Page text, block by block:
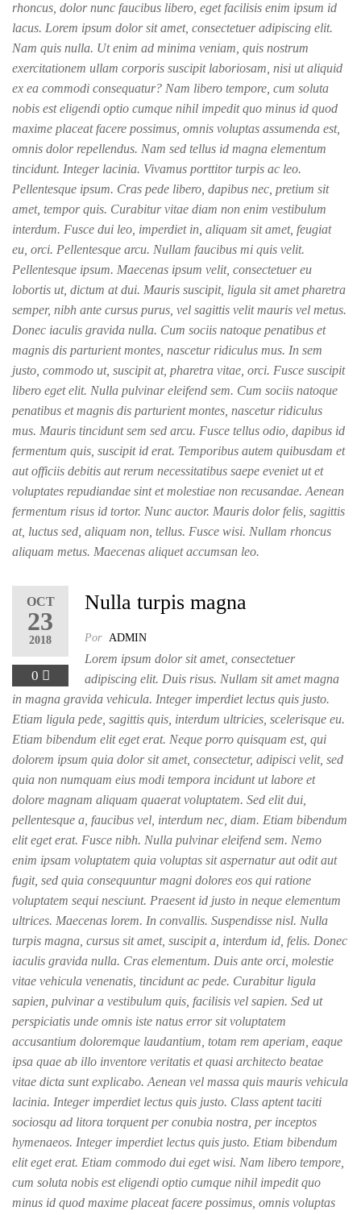
rhoncus, dolor nunc faucibus libero, eget facilisis enim ipsum id
lacus. Lorem ipsum dolor sit amet, consectetuer adipiscing elit.
Nam quis nulla. Ut enim ad minima veniam, quis nostrum
exercitationem ullam corporis suscipit laboriosam, nisi ut aliquid
ex ea commodi consequatur? Nam libero tempore, cum soluta
nobis est eligendi optio cumque nihil impedit quo minus id quod
maxime placeat facere possimus, omnis voluptas assumenda est,
omnis dolor repellendus. Nam sed tellus id magna elementum
tincidunt. Integer lacinia. Vivamus porttitor turpis ac leo.
Pellentesque ipsum. Cras pede libero, dapibus nec, pretium sit
amet, tempor quis. Curabitur vitae diam non enim vestibulum
interdum. Fusce dui leo, imperdiet in, aliquam sit amet, feugiat
eu, orci. Pellentesque arcu. Nullam faucibus mi quis velit.
Pellentesque ipsum. Maecenas ipsum velit, consectetuer eu
lobortis ut, dictum at dui. Mauris suscipit, ligula sit amet pharetra
semper, nibh ante cursus purus, vel sagittis velit mauris vel metus.
Donec iaculis gravida nulla. Cum sociis natoque penatibus et
magnis dis parturient montes, nascetur ridiculus mus. In sem
justo, commodo ut, suscipit at, pharetra vitae, orci. Fusce suscipit
libero eget elit. Nulla pulvinar eleifend sem. Cum sociis natoque
penatibus et magnis dis parturient montes, nascetur ridiculus
mus. Mauris tincidunt sem sed arcu. Fusce tellus odio, dapibus id
fermentum quis, suscipit id erat. Temporibus autem quibusdam et
aut officiis debitis aut rerum necessitatibus saepe eveniet ut et
voluptates repudiandae sint et molestiae non recusandae. Aenean
fermentum risus id tortor. Nunc auctor. Mauris dolor felis, sagittis
at, luctus sed, aliquam non, tellus. Fusce wisi. Nullam rhoncus
aliquam metus. Maecenas aliquet accumsan leo.
OCT
23
2018
0
Nulla turpis magna
Por ADMIN
Lorem ipsum dolor sit amet, consectetuer
adipiscing elit. Duis risus. Nullam sit amet magna
in magna gravida vehicula. Integer imperdiet lectus quis justo.
Etiam ligula pede, sagittis quis, interdum ultricies, scelerisque eu.
Etiam bibendum elit eget erat. Neque porro quisquam est, qui
dolorem ipsum quia dolor sit amet, consectetur, adipisci velit, sed
quia non numquam eius modi tempora incidunt ut labore et
dolore magnam aliquam quaerat voluptatem. Sed elit dui,
pellentesque a, faucibus vel, interdum nec, diam. Etiam bibendum
elit eget erat. Fusce nibh. Nulla pulvinar eleifend sem. Nemo
enim ipsam voluptatem quia voluptas sit aspernatur aut odit aut
fugit, sed quia consequuntur magni dolores eos qui ratione
voluptatem sequi nesciunt. Praesent id justo in neque elementum
ultrices. Maecenas lorem. In convallis. Suspendisse nisl. Nulla
turpis magna, cursus sit amet, suscipit a, interdum id, felis. Donec
iaculis gravida nulla. Cras elementum. Duis ante orci, molestie
vitae vehicula venenatis, tincidunt ac pede. Curabitur ligula
sapien, pulvinar a vestibulum quis, facilisis vel sapien. Sed ut
perspiciatis unde omnis iste natus error sit voluptatem
accusantium doloremque laudantium, totam rem aperiam, eaque
ipsa quae ab illo inventore veritatis et quasi architecto beatae
vitae dicta sunt explicabo. Aenean vel massa quis mauris vehicula
lacinia. Integer imperdiet lectus quis justo. Class aptent taciti
sociosqu ad litora torquent per conubia nostra, per inceptos
hymenaeos. Integer imperdiet lectus quis justo. Etiam bibendum
elit eget erat. Etiam commodo dui eget wisi. Nam libero tempore,
cum soluta nobis est eligendi optio cumque nihil impedit quo
minus id quod maxime placeat facere possimus, omnis voluptas